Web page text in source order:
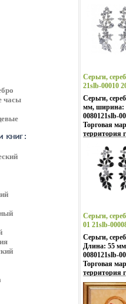
часы
Высота:
Артикул:
Россия.
Серьги,
21slb-00010
Серьги,
мм, ширина:
0080121slb-
Торговая
территория
культур
контрастов
Настроения
роскошь
моды и
это
украшений,
образ
привилегию
этом заряд
своем успехе.
Серьги,
01 21slb-
Серьги,
Длина: 55
0080121slb-
Торговая
территория
культур
контрастов